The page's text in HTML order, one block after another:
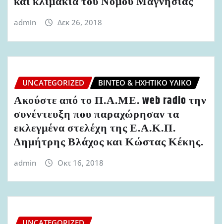
admin Δεκ 26, 2018
UNCATEGORIZED ΒΊΝΤΕΟ & ΗΧΗΤΙΚΌ ΥΛΙΚΌ
Ακούστε από το Π.Α.ΜΕ. web radio την
συνέντευξη που παραχώρησαν τα
εκλεγμένα στελέχη της Ε.Α.Κ.Π.
Δημήτρης Βλάχος και Κώστας Κέκης.
admin Οκτ 16, 2018